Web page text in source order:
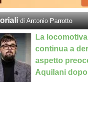
di Antonio Parrotto
La
continua a
aspetto
Aquilani